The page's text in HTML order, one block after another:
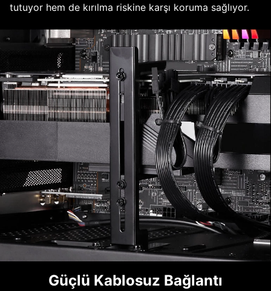
tutuyor hem de kırılma riskine karşı koruma sağlıyor.
Güçlü Kablosuz Bağlantı